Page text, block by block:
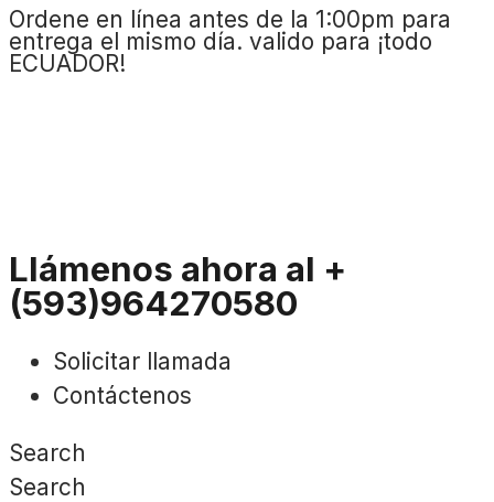
Ordene en línea antes de la 1:00pm para
entrega el mismo día. valido para ¡todo
ECUADOR!
Llámenos ahora al +
(593)964270580
Solicitar llamada
Contáctenos
Search
Search